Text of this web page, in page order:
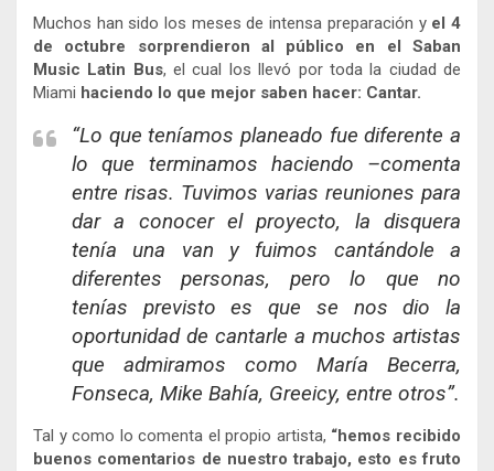
Muchos han sido los meses de intensa preparación y el 4
de octubre sorprendieron al público en el Saban
Music Latin Bus, el cual los llevó por toda la ciudad de
Miami haciendo lo que mejor saben hacer: Cantar.
“Lo que teníamos planeado fue diferente a
lo que terminamos haciendo –comenta
entre risas. Tuvimos varias reuniones para
dar a conocer el proyecto, la disquera
tenía una van y fuimos cantándole a
diferentes personas, pero lo que no
tenías previsto es que se nos dio la
oportunidad de cantarle a muchos artistas
que admiramos como María Becerra,
Fonseca, Mike Bahía, Greeicy, entre otros”.
Tal y como lo comenta el propio artista, “hemos recibido
buenos comentarios de nuestro trabajo, esto es fruto